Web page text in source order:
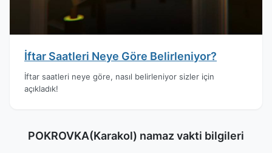
İftar Saatleri Neye Göre Belirleniyor?
İftar saatleri neye göre, nasıl belirleniyor sizler için
açıkladık!
POKROVKA(Karakol) namaz vakti bilgileri